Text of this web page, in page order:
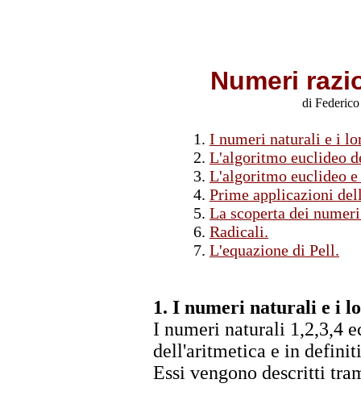
Numeri
di
1. I numeri naturali e i
2. L'algoritmo euclideo
3. L'algoritmo euclideo
4. Prime applicazioni
5. La scoperta dei
6. Radicali.
7. L'equazione di Pell.
1. I numeri naturali e i
I numeri naturali 1,2,3,4
dell'aritmetica e in
Essi vengono descritti